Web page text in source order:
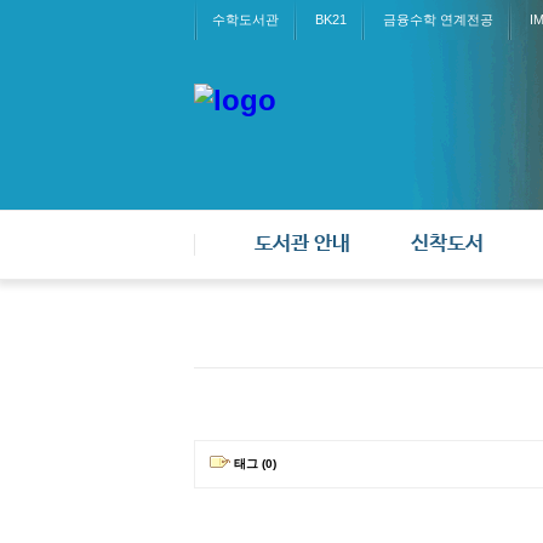
수학도서관 BK21 금융수학 연계전공
도서관 안내 신착도서
태그 (0)